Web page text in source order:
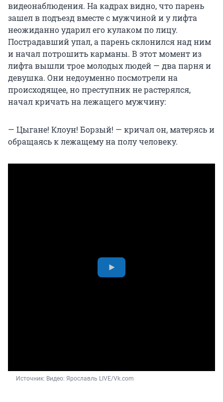
видеонаблюдения. На кадрах видно, что парень
зашел в подъезд вместе с мужчиной и у лифта
неожиданно ударил его кулаком по лицу.
Пострадавший упал, а парень склонился над ним
и начал потрошить карманы. В этот момент из
лифта вышли трое молодых людей — два парня и
девушка. Они недоуменно посмотрели на
происходящее, но преступник не растерялся,
начал кричать на лежащего мужчину:
— Цыгане! Клоун! Борзый! — кричал он, матерясь и
обращаясь к лежащему на полу человеку.
Источник: Видео: Ярославль LIVE/Vk.com